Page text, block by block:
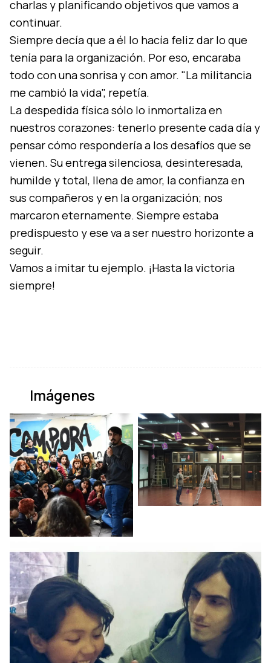
charlas y planificando objetivos que vamos a
continuar.
Siempre decía que a él lo hacía feliz dar lo que
tenía para la organización. Por eso, encaraba
todo con una sonrisa y con amor. "La militancia
me cambió la vida", repetía.
La despedida física sólo lo inmortaliza en
nuestros corazones: tenerlo presente cada día y
pensar cómo respondería a los desafíos que se
vienen. Su entrega silenciosa, desinteresada,
humilde y total, llena de amor, la confianza en
sus compañeros y en la organización; nos
marcaron eternamente. Siempre estaba
predispuesto y ese va a ser nuestro horizonte a
seguir.
Vamos a imitar tu ejemplo. ¡Hasta la victoria
siempre!
Imágenes